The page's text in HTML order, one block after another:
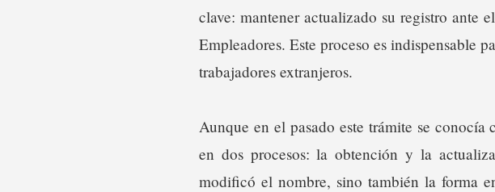
clave: mantener actualizado su registro
Empleadores. Este proceso es indispensable
trabajadores extranjeros.
Aunque en el pasado este trámite se
en dos procesos: la obtención y la
modificó el nombre, sino también la forma